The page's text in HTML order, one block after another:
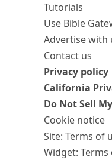
Tutorials
Use Bible
Advertise with
Contact us
Privacy policy
California
Do Not Sell
Cookie notice
Site: Terms of
Widget: Terms